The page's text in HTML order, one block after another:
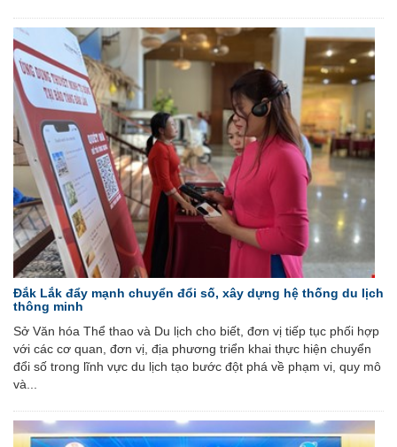
Đắk Lắk đẩy mạnh chuyển đổi số, xây dựng hệ thống du lịch
thông minh
Sở Văn hóa Thể thao và Du lịch cho biết, đơn vị tiếp tục phối hợp
với các cơ quan, đơn vị, địa phương triển khai thực hiện chuyển
đổi số trong lĩnh vực du lịch tạo bước đột phá về phạm vi, quy mô
và...